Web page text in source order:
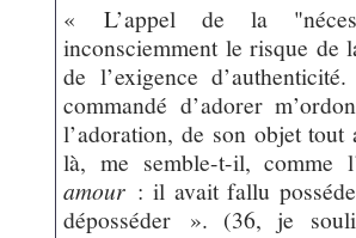
« L’appel de la
inconsciemment le risque
de l’exigence
commandé d’adorer
l’adoration, de son objet
là, me semble-t-il, comme
amour : il avait fallu
déposséder ». (36, je